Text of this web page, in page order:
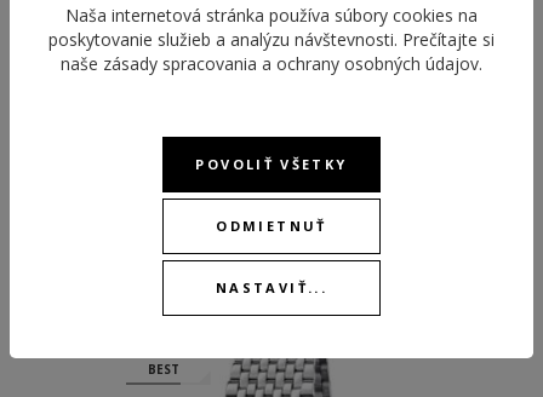
ODPORÚČANÉ PRODUKTY
BEST
Naša internetová stránka používa súbory cookies na
poskytovanie služieb a analýzu návštevnosti. Prečítajte si
naše zásady spracovania a ochrany osobných údajov.
POVOLIŤ VŠETKY
ODMIETNUŤ
NASTAVIŤ...